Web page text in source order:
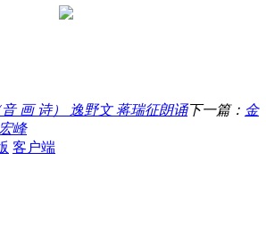
画 诗） 逸野文 蒋瑞征朗诵下一篇： 金
峰
客户端